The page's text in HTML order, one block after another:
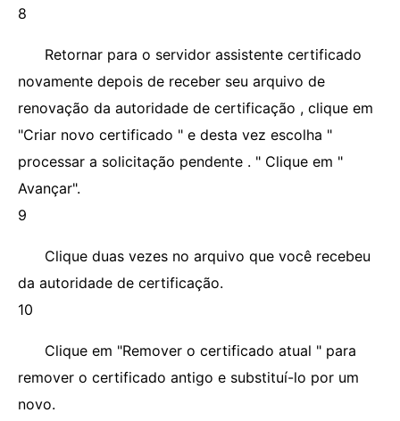
8
Retornar para o servidor assistente certificado
novamente depois de receber seu arquivo de
renovação da autoridade de certificação , clique em
"Criar novo certificado " e desta vez escolha "
processar a solicitação pendente . " Clique em "
Avançar".
9
Clique duas vezes no arquivo que você recebeu
da autoridade de certificação.
10
Clique em "Remover o certificado atual " para
remover o certificado antigo e substituí-lo por um
novo.